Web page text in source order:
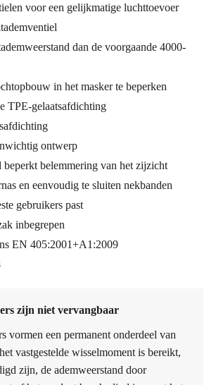
voor een gelijkmatige luchttoevoer
dan de voorgaande 4000-
in het masker te beperken
TPE-gelaatsafdichting
ontwerp
belemmering van het zijzicht
en eenvoudig te sluiten nekbanden
gebruikers past
inbegrepen
EN 405:2001+A1:2009
zijn niet vervangbaar
vormen een permanent onderdeel van
vastgestelde wisselmoment is bereikt,
zijn, de ademweerstand door